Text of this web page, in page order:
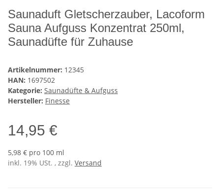
Saunaduft Gletscherzauber, Lacoform
Sauna Aufguss Konzentrat 250ml,
Saunadüfte für Zuhause
Artikelnummer: 12345
HAN: 1697502
Kategorie: Saunadüfte & Aufguss
Hersteller: Finesse
14,95 €
5,98 € pro 100 ml
inkl. 19% USt. , zzgl. Versand